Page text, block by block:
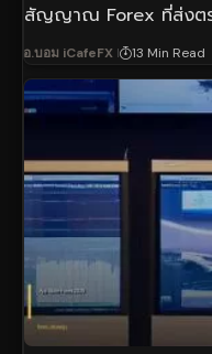
สัญญาณ Forex ที่ส่งต
อ.บอม iCafeFX 13 Min Read